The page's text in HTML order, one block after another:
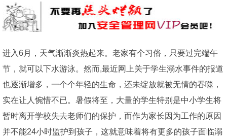
进入6月，天气渐渐炎热起来。老家有个习俗，只要过完端午
节，就可以下水游泳。然而,最近网上关于学生溺水事件的报道
也逐渐增多，一个个年轻的生命，还未绽放就被无情的吞噬，
实在让人惋惜不已。暑假将至，大量的学生特别是中小学生将
暂时离开学校失去老师们的保护，而作为家长因为工作的原因
并不能24小时监护到孩子，这就意味着将有更多的孩子面临溺